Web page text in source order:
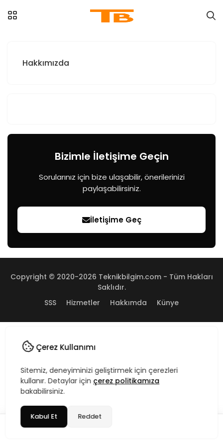
Hakkımızda
Bizimle İletişime Geçin
Sorularınız için bize ulaşabilir, önerilerinizi
paylaşabilirsiniz.
İletişime Geç
Copyright © 2020-2026 Teknikbilgim.com - Tüm Hakları
Saklıdır.
SSS
Hizmetler Hakkımda Künye
Çerez Kullanımı
Sitemiz, deneyiminizi geliştirmek için çerezleri
kullanır. Detaylar için çerez politikamıza
bakabilirsiniz.
Kabul Et Reddet